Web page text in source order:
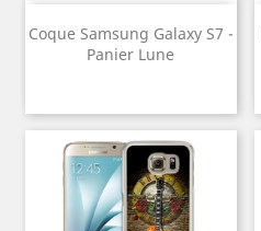
Coque Samsung Galaxy S7 -
Panier Lune